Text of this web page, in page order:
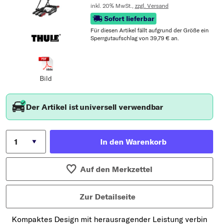
Bild
inkl. 20% MwSt., zzgl. Versand
Sofort lieferbar
Für diesen Artikel fällt aufgrund der Größe ein
Sperrgutaufschlag von 39,79 € an.
Der Artikel ist universell verwendbar
In den Warenkorb
Auf den Merkzettel
Zur Detailseite
Kompaktes Design mit herausragender Leistung verbin